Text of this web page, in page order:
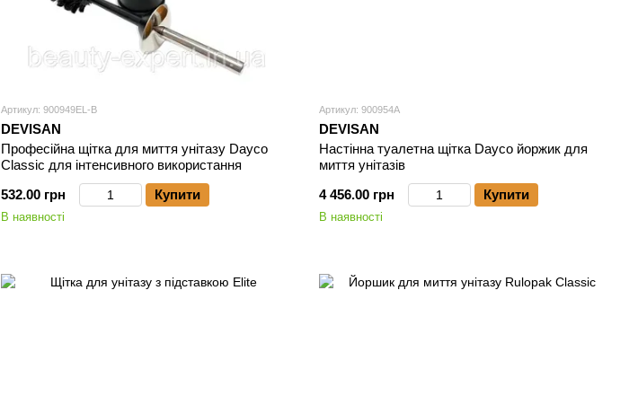
Артикул: 900949EL-B
DEVISAN
Професійна щітка для миття унітазу Dayco
Classic для інтенсивного використання
532.00 грн
Купити
В наявності
Артикул: 900954А
DEVISAN
Настінна туалетна щітка Daycо йоржик для
миття унітазів
4 456.00 грн
Купити
В наявності